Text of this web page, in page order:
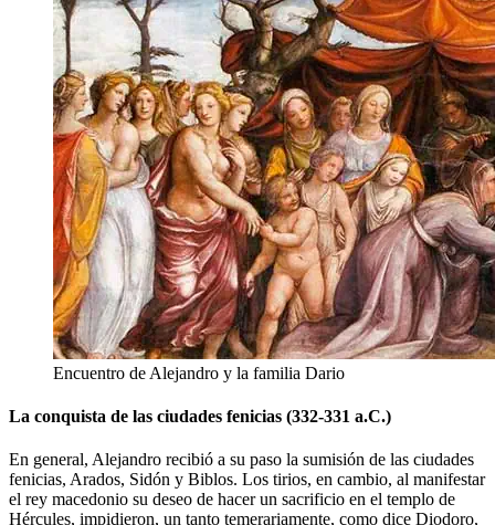
Encuentro de Alejandro y la familia Dario
La conquista de las ciudades fenicias (332-331 a.C.)
En general, Alejandro recibió a su paso la sumisión de las ciudades
fenicias, Arados, Sidón y Biblos. Los tirios, en cambio, al manifestar
el rey macedonio su deseo de hacer un sacrificio en el templo de
Hércules, impidieron, un tanto temerariamente, como dice Diodoro,